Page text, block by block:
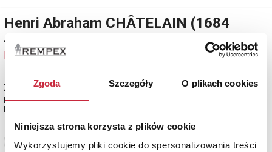
Zgoda Szczegóły O plikach cookies
Niniejsza strona korzysta z plików cookie
Wykorzystujemy pliki cookie do spersonalizowania treści
Henri Abraham CHÂTELAIN (1684
-1743)
Nr katalogowy: 111
Zestaw plansz genealogicznych
Piastów i Jagiellonów, z mapą Polski; Amsterdam, 1705-1739, z: Atlas
Zobacz pełne informacje